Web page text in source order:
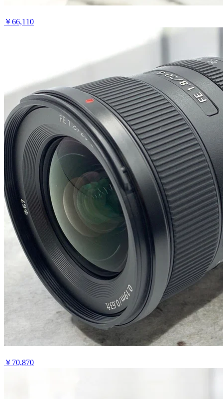
￥66,110
￥ 70,870